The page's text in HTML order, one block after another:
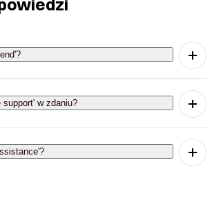
udzielić pomocy
w zdaniu?
użyć w zdaniu, aby wyrazić